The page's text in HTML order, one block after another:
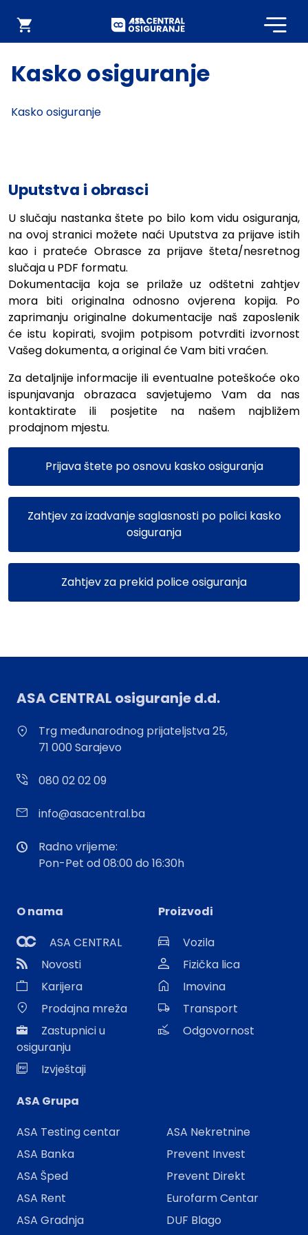
Webshop
Kasko osiguranje
Kasko osiguranje
Uputstva i obrasci
U slučaju nastanka štete po bilo kom vidu osiguranja,
na ovoj stranici možete naći Uputstva za prijave istih
kao i prateće Obrasce za prijave šteta/nesretnog
slučaja u PDF formatu.
Dokumentacija koja se prilaže uz odštetni zahtjev
mora biti originalna odnosno ovjerena kopija. Po
zaprimanju originalne dokumentacije naš zaposlenik
će istu kopirati, svojim potpisom potvrditi izvornost
Vašeg dokumenta, a original će Vam biti vraćen.
Za detaljnije informacije ili eventualne poteškoće oko
ispunjavanja obrazaca savjetujemo Vam da nas
kontaktirate ili posjetite na našem najbližem
prodajnom mjestu.
Prijava štete po osnovu kasko osiguranja
Zahtjev za izadvanje saglasnosti po polici kasko
osiguranja
Zahtjev za prekid police osiguranja
ASA CENTRAL osiguranje d.d.
Trg međunarodnog prijateljstva 25,
71 000 Sarajevo
080 02 02 09
info@asacentral.ba
Radno vrijeme:
Pon-Pet od 08:00 do 16:30h
O nama
ASA CENTRAL
Novosti
Karijera
Prodajna mreža
Zastupnici u
osiguranju
Izvještaji
Proizvodi
Vozila
Fizička lica
Imovina
Transport
Odgovornost
ASA Grupa
ASA Testing centar
ASA Banka
ASA Šped
ASA Rent
ASA Gradnja
ASA Nekretnine
Prevent Invest
Prevent Direkt
Eurofarm Centar
DUF Blago